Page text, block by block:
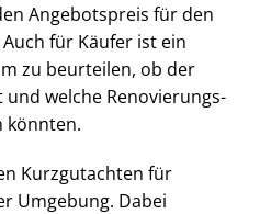
Angebotspreis für den
für Käufer ist ein
zu beurteilen, ob der
und welche Re­no­vie­rungs­
könnten.
Kurzgutachten für
Umgebung. Dabei